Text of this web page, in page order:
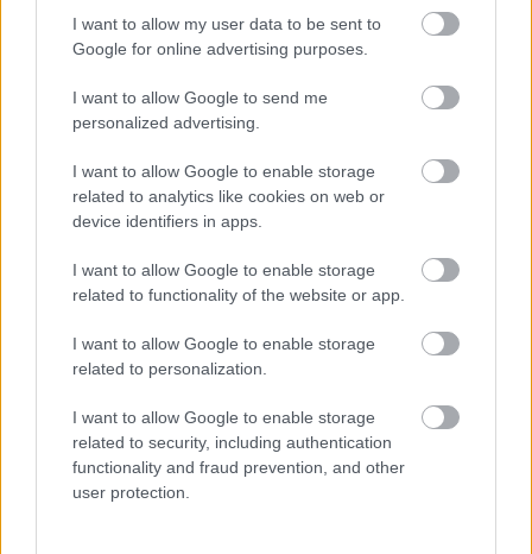
I want to allow my user data to be sent to
Google for online advertising purposes.
I want to allow Google to send me
personalized advertising.
I want to allow Google to enable storage
related to analytics like cookies on web or
device identifiers in apps.
I want to allow Google to enable storage
related to functionality of the website or app.
I want to allow Google to enable storage
related to personalization.
I want to allow Google to enable storage
related to security, including authentication
functionality and fraud prevention, and other
user protection.
A rendezvények száma egyik pillanatról a
együtt drasztikusan csökkentek a
bevételeink, és nem tudjuk, mikor indul
újra a piac.
Elhatároztuk, hogy a lehető leghasznosabban
és legkreatívabban töltjük ezeket a
hónapokat, és olyan projektekbe vágtunk
bele, amelyekre normál ügymenet mellett
nem jutott volna időnk.
Egy széles körű piackutatással
feltérképeztük, hogy hogyan változnak az
igények a járvány hatására, illetve milyen